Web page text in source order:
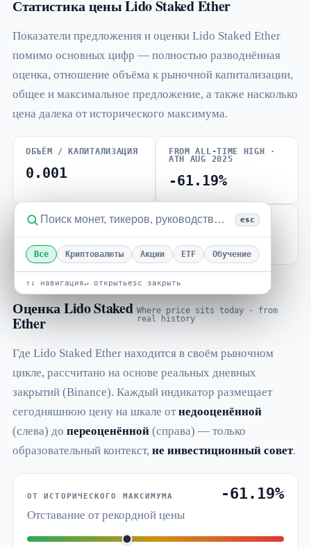
esc
Все Криптовалюты Акции ETF Обучение
↑↓ навигация↵ открытьesc закрыть
Статистика цены Lido Staked Ether
Показатели предложения и оценки Lido Staked Ether
помимо основных цифр — полностью разводнённая
оценка, отношение объёма к рыночной капитализации,
общее и максимальное предложение, а также насколько
цена далека от исторического максимума.
ОБЪЁМ / КАПИТАЛИЗАЦИЯ
0.001
FROM ALL-TIME HIGH ·
ATH AUG 2025
-61.19%
БЕТА (ВОЛАТИЛЬНОСТЬ)
1.43
Оценка Lido Staked
Ether
Where price sits today · from
real history
Где Lido Staked Ether находится в своём рыночном
цикле, рассчитано на основе реальных дневных
закрытий (Binance). Каждый индикатор размещает
сегодняшнюю цену на шкале отнедооценённой
(слева) до переоценённой(справа) — только
образовательный контекст, не инвестиционный совет.
ОТ ИСТОРИЧЕСКОГО МАКСИМУМА -61.19%
Отставание от рекордной цены